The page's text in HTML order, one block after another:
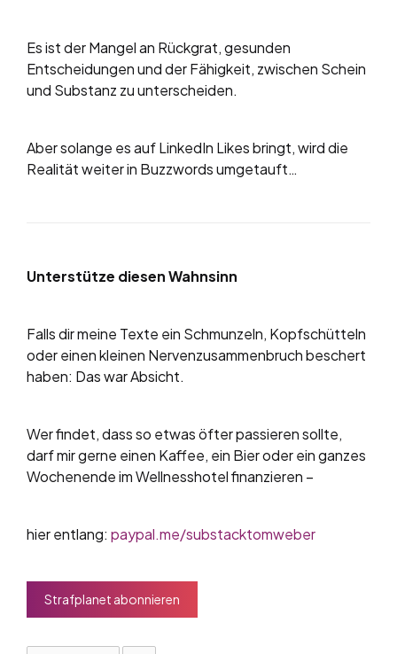
Es ist der Mangel an Rückgrat, gesunden
Entscheidungen und der Fähigkeit, zwischen Schein
und Substanz zu unterscheiden.
Aber solange es auf LinkedIn Likes bringt, wird die
Realität weiter in Buzzwords umgetauft…
Unterstütze diesen Wahnsinn
Falls dir meine Texte ein Schmunzeln, Kopfschütteln
oder einen kleinen Nervenzusammenbruch beschert
haben: Das war Absicht.
Wer findet, dass so etwas öfter passieren sollte,
darf mir gerne einen Kaffee, ein Bier oder ein ganzes
Wochenende im Wellnesshotel finanzieren –
hier entlang: paypal.me/substacktomweber
Strafplanet abonnieren